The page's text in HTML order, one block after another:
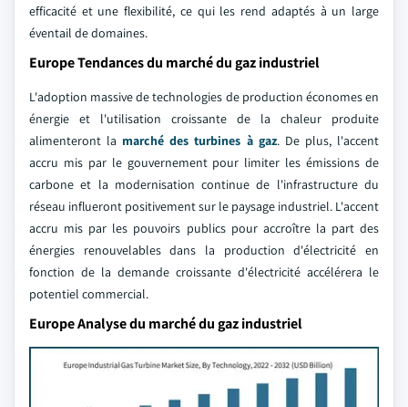
efficacité et une flexibilité, ce qui les rend adaptés à un large
éventail de domaines.
Europe Tendances du marché du gaz industriel
L'adoption massive de technologies de production économes en
énergie et l'utilisation croissante de la chaleur produite
alimenteront la marché des turbines à gaz. De plus, l'accent
accru mis par le gouvernement pour limiter les émissions de
carbone et la modernisation continue de l'infrastructure du
réseau influeront positivement sur le paysage industriel. L'accent
accru mis par les pouvoirs publics pour accroître la part des
énergies renouvelables dans la production d'électricité en
fonction de la demande croissante d'électricité accélérera le
potentiel commercial.
Europe Analyse du marché du gaz industriel